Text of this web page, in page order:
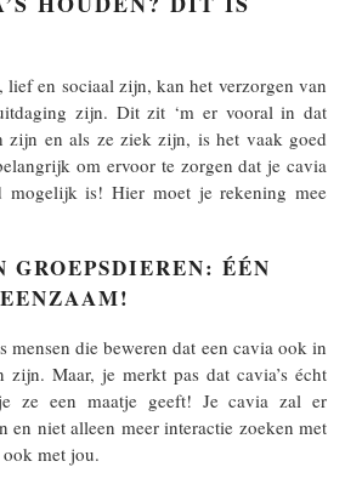
lief en sociaal zijn, kan het verzorgen van
zijn. Dit zit ‘m er vooral in dat
zijn en als ze ziek zijn, is het vaak goed
om ervoor te zorgen dat je cavia
mogelijk is! Hier moet je rekening mee
GROEPSDIEREN: ÉÉN
mensen die beweren dat een cavia ook in
zijn. Maar, je merkt pas dat cavia’s écht
ze een maatje geeft! Je cavia zal er
en niet alleen meer interactie zoeken met
met jou.